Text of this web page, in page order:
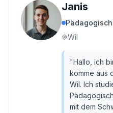
Janis
Wil
"Hallo, ich
komme aus
Wil. Ich
mit dem